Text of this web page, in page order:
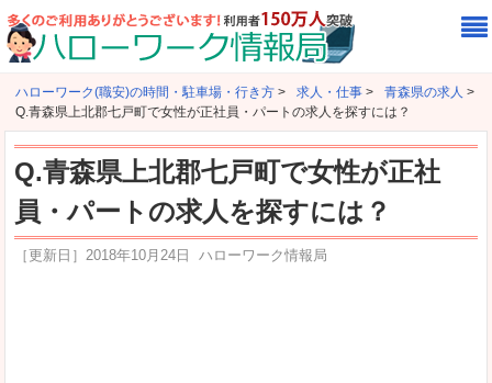
ハローワーク(職安)の時間・駐車場・行き方 > 求人・仕事 > 青森県の求人 >
Q.青森県上北郡七戸町で女性が正社員・パートの求人を探すには？
Q.青森県上北郡七戸町で女性が正社
員・パートの求人を探すには？
［更新日］ 2018年10月24日 ハローワーク情報局